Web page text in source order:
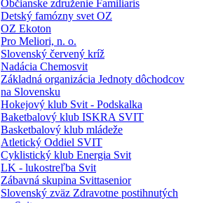
Občianske združenie Familiaris
Detský famózny svet OZ
OZ Ekoton
Pro Meliori, n. o.
Slovenský červený kríž
Nadácia Chemosvit
Základná organizácia Jednoty dôchodcov
na Slovensku
Hokejový klub Svit - Podskalka
Baketbalový klub ISKRA SVIT
Basketbalový klub mládeže
Atletický Oddiel SVIT
Cyklistický klub Energia Svit
LK - lukostreľba Svit
Zábavná skupina Svittasenior
Slovenský zväz Zdravotne postihnutých